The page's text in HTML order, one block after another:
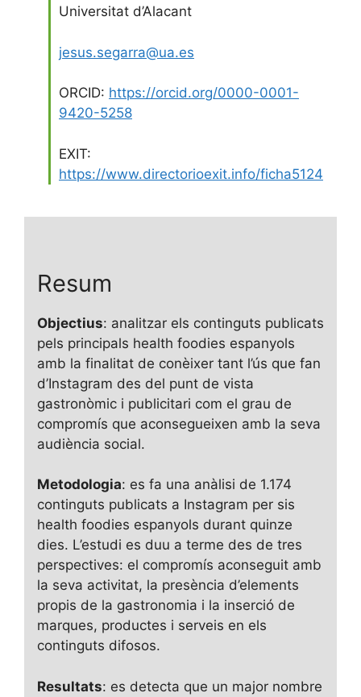
Universitat d’Alacant
jesus.segarra@ua.es
ORCID: https://orcid.org/0000-0001-
9420-5258
EXIT:
https://www.directorioexit.info/ficha5124
Resum
Objectius: analitzar els continguts publicats
pels principals health foodies espanyols
amb la finalitat de conèixer tant l’ús que fan
d’Instagram des del punt de vista
gastronòmic i publicitari com el grau de
compromís que aconsegueixen amb la seva
audiència social.
Metodologia: es fa una anàlisi de 1.174
continguts publicats a Instagram per sis
health foodies espanyols durant quinze
dies. L’estudi es duu a terme des de tres
perspectives: el compromís aconseguit amb
la seva activitat, la presència d’elements
propis de la gastronomia i la inserció de
marques, productes i serveis en els
continguts difosos.
Resultats: es detecta que un major nombre